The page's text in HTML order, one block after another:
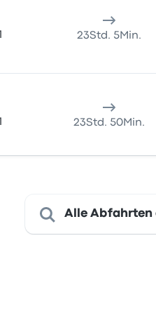
23Std. 5Min.
23Std. 50Min.
Alle Abfahrten